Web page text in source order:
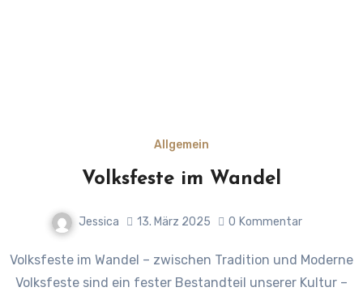
Allgemein
Volksfeste im Wandel
Jessica 13. März 2025 0 Kommentar
Volksfeste im Wandel – zwischen Tradition und Moderne
Volksfeste sind ein fester Bestandteil unserer Kultur –